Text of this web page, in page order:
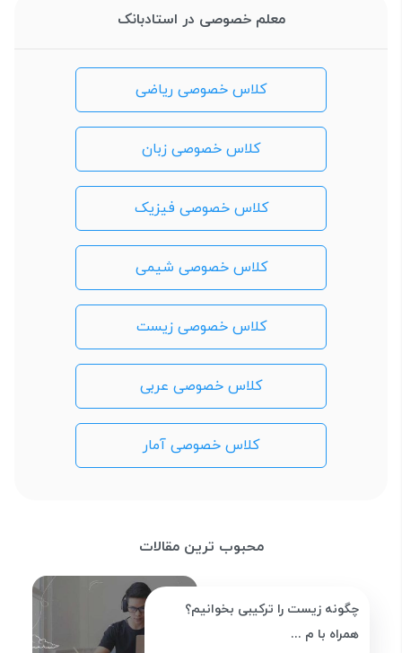
معلم خصوصی در استادبانک
کلاس خصوصی ریاضی
کلاس خصوصی زبان
کلاس خصوصی فیزیک
کلاس خصوصی شیمی
کلاس خصوصی زیست
کلاس خصوصی عربی
کلاس خصوصی آمار
محبوب ترین مقالات
چگونه زیست را ترکیبی بخوانیم؟
همراه با م ...